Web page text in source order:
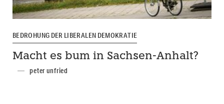
BEDROHUNG DER LIBERALEN DEMOKRATIE
Macht es bum in Sachsen-Anhalt?
peter unfried